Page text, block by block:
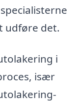
udføre det.
i
især